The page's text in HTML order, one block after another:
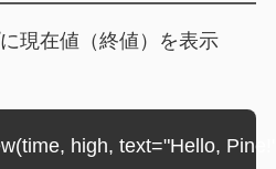
現在値（終値）を表示
high, text="Hello,